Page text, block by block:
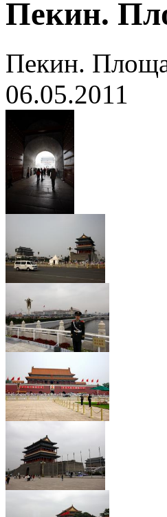
Пекин.
Пекин.
06.05.2011